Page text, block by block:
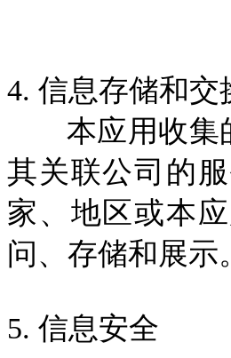
4. 信息存储和交
本应用收集的
其关联公司的
家、地区或本
问、存储和展示
5. 信息安全